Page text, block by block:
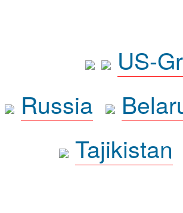
US-
Russia
Tajikistan